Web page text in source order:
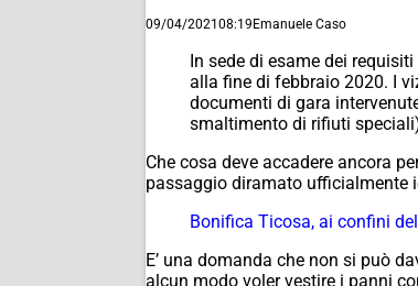
09/04/202108:19Emanuele Caso
In sede di esame dei
alla fine di febbraio 2020. I
documenti di gara
smaltimento di rifiuti
Che cosa deve accadere ancora
passaggio diramato ufficialmente
Bonifica Ticosa, ai confini
E’ una domanda che non si può
alcun modo voler vestire i panni